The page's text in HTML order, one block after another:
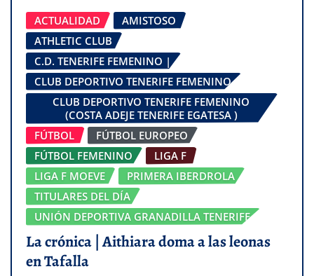
ACTUALIDAD
AMISTOSO
ATHLETIC CLUB
C.D. TENERIFE FEMENINO |
CLUB DEPORTIVO TENERIFE FEMENINO
CLUB DEPORTIVO TENERIFE FEMENINO
(COSTA ADEJE TENERIFE EGATESA )
FÚTBOL
FÚTBOL EUROPEO
FÚTBOL FEMENINO
LIGA F
LIGA F MOEVE
PRIMERA IBERDROLA
TITULARES DEL DÍA
UNIÓN DEPORTIVA GRANADILLA TENERIFE
La crónica | Aithiara doma a las leonas
en Tafalla